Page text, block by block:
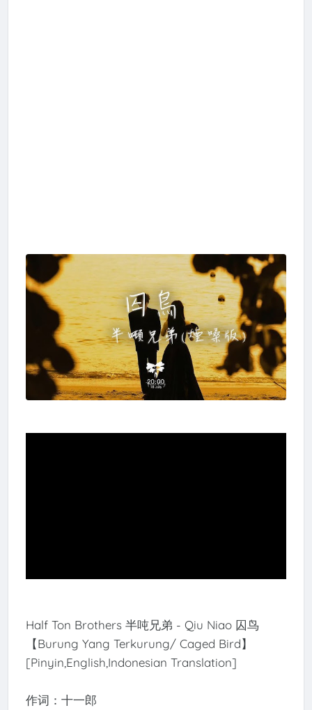
Half Ton Brothers 半吨兄弟 - Qiu Niao 囚鸟
【Burung Yang Terkurung/ Caged Bird】
[Pinyin,English,Indonesian Translation]
作词：十一郎